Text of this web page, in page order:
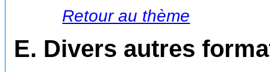
Retour au thème
E. Divers autres